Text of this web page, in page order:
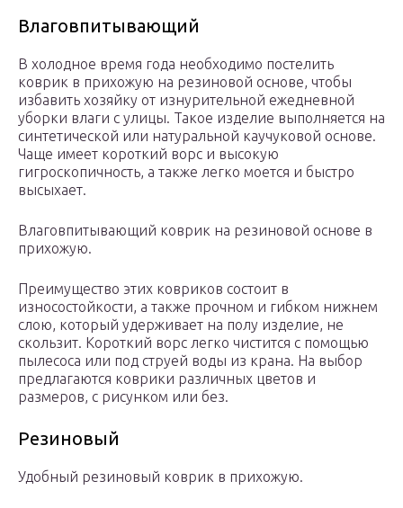
Влаговпитывающий
В холодное время года необходимо постелить
коврик в прихожую на резиновой основе, чтобы
избавить хозяйку от изнурительной ежедневной
уборки влаги с улицы. Такое изделие выполняется на
синтетической или натуральной каучуковой основе.
Чаще имеет короткий ворс и высокую
гигроскопичность, а также легко моется и быстро
высыхает.
Влаговпитывающий коврик на резиновой основе в
прихожую.
Преимущество этих ковриков состоит в
износостойкости, а также прочном и гибком нижнем
слою, который удерживает на полу изделие, не
скользит. Короткий ворс легко чистится с помощью
пылесоса или под струей воды из крана. На выбор
предлагаются коврики различных цветов и
размеров, с рисунком или без.
Резиновый
Удобный резиновый коврик в прихожую.